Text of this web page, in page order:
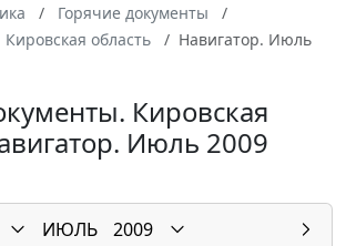
Горячие документы
Кировская область
Навигатор. Июль
Кировская
Июль 2009
ИЮЛЬ
2009